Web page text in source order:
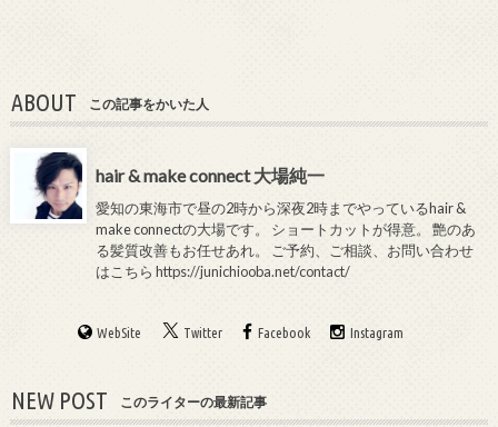
ABOUT この記事をかいた人
hair & make connect 大場純一
愛知の東海市で昼の2時から深夜2時までやっているhair &
make connectの大場です。 ショートカットが得意。 艶のあ
る髪質改善もお任せあれ。 ご予約、ご相談、お問い合わせ
はこちらhttps://junichiooba.net/contact/
WebSite Twitter Facebook Instagram
NEW POST このライターの最新記事